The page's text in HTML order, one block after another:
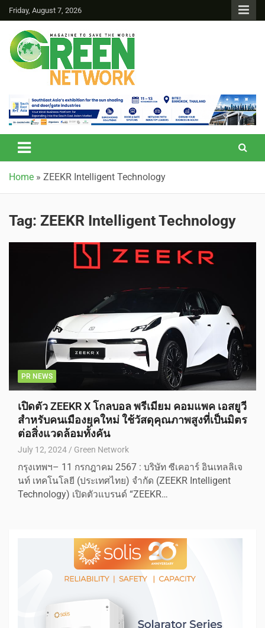
Friday, August 7, 2026
Green Network
Home » ZEEKR Intelligent Technology
Tag: ZEEKR Intelligent Technology
PR NEWS
เปิดตัว ZEEKR X โกลบอล พรีเมียม คอมแพค เอสยูวี
สำหรับคนเมืองยุคใหม่ ใช้วัสดุคุณภาพสูงที่เป็นมิตร
ต่อสิ่งแวดล้อมทั้งคัน
July 12, 2024 Green Network
กรุงเทพฯ– 11 กรกฎาคม 2567 : บริษัท ซีเคอาร์ อินเทลลิเจ
นท์ เทคโนโลยี (ประเทศไทย) จำกัด (ZEEKR Intelligent
Technology) เปิดตัวแบรนด์ “ZEEKR…